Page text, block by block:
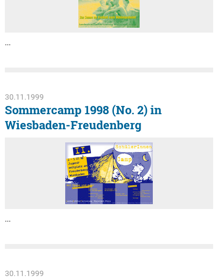
...
30.11.1999
Sommercamp 1998 (No. 2) in
Wiesbaden-Freudenberg
...
30.11.1999